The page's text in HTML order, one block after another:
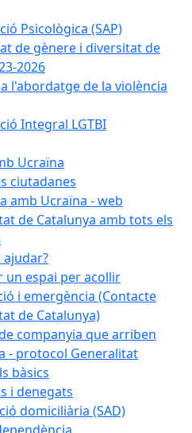
Psicològica (SAP)
de gènere i diversitat de
2026
l'abordatge de la violència
Integral LGTBI
Ucraïna
ciutadanes
amb Ucraïna - web
de Catalunya amb tots els
ajudar?
un espai per acollir
i emergència (Contacte
de Catalunya)
companyia que arriben
- protocol Generalitat
bàsics
i denegats
domiciliària (SAD)